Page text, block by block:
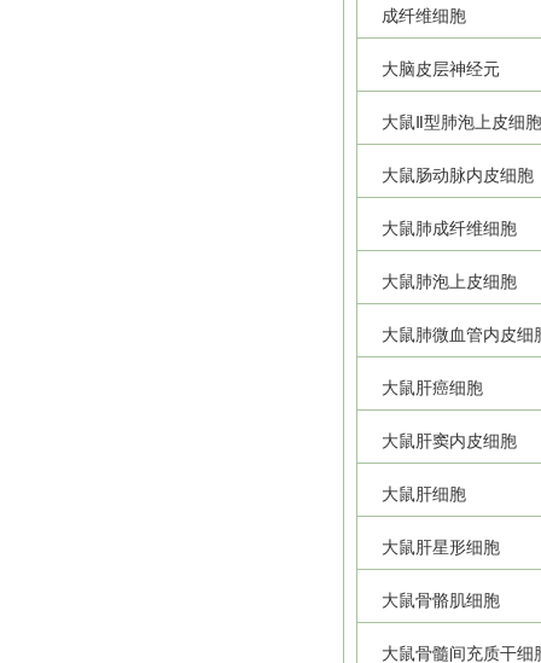
成纤维细胞
大脑皮层神经元
大鼠Ⅱ型肺泡上皮细胞
大鼠肠动脉内皮细胞
大鼠肺成纤维细胞
大鼠肺泡上皮细胞
大鼠肺微血管内皮细
大鼠肝癌细胞
大鼠肝窦内皮细胞
大鼠肝细胞
大鼠肝星形细胞
大鼠骨骼肌细胞
大鼠骨髓间充质干细